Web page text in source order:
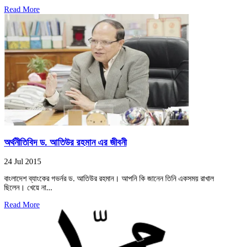
Read More
অর্থনীতিবিদ ড. আতিউর রহমান এর জীবনী
24 Jul 2015
বাংলাদেশ ব্যাংকের গভর্নর ড. আতিউর রহমান। আপনি কি জানেন তিনি একসময় রাখাল
ছিলেন। খেয়ে না...
Read More